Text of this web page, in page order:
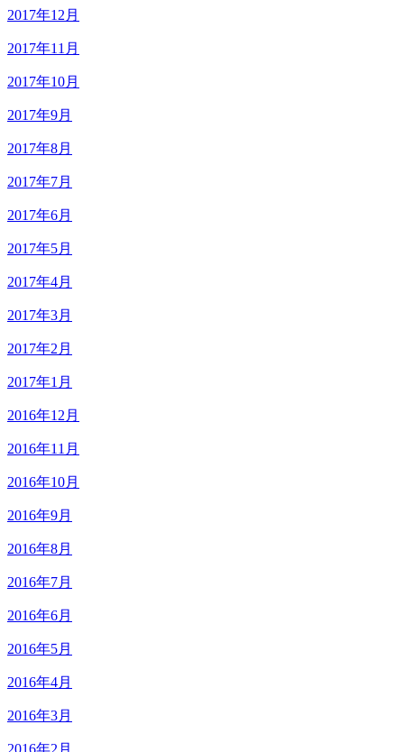
2017年12月
2017年11月
2017年10月
2017年9月
2017年8月
2017年7月
2017年6月
2017年5月
2017年4月
2017年3月
2017年2月
2017年1月
2016年12月
2016年11月
2016年10月
2016年9月
2016年8月
2016年7月
2016年6月
2016年5月
2016年4月
2016年3月
2016年2月